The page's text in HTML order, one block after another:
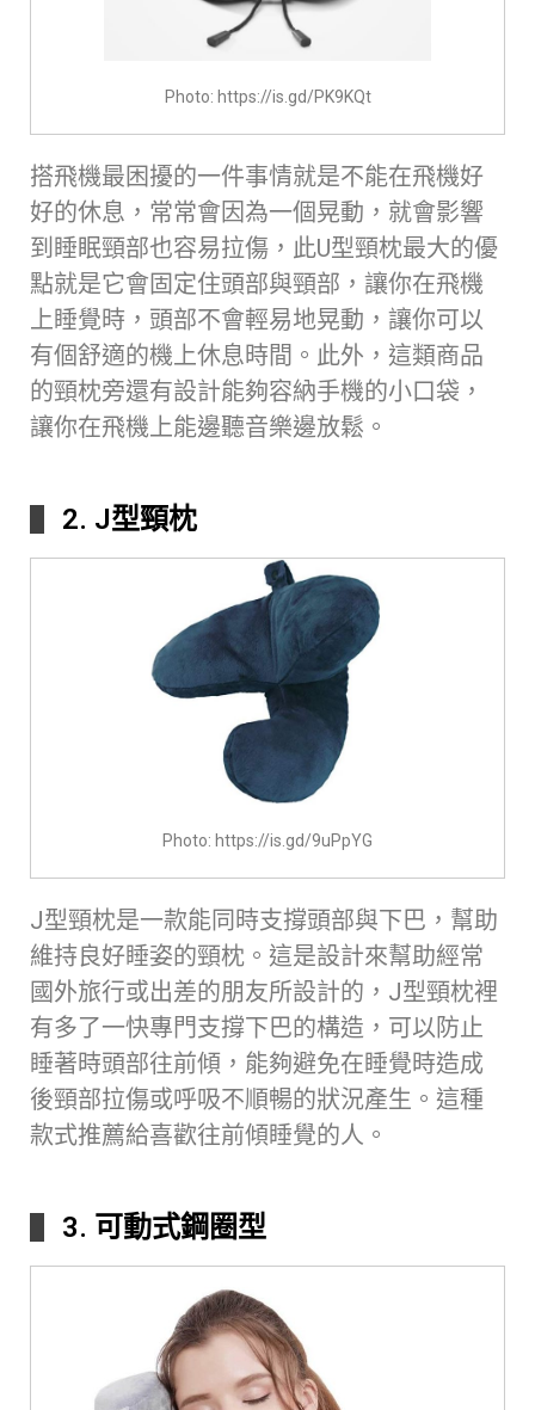
Photo: https://is.gd/PK9KQt
搭飛機最困擾的一件事情就是不能在飛機好
好的休息，常常會因為一個晃動，就會影響
到睡眠頸部也容易拉傷，此U型頸枕最大的優
點就是它會固定住頭部與頸部，讓你在飛機
上睡覺時，頭部不會輕易地晃動，讓你可以
有個舒適的機上休息時間。此外，這類商品
的頸枕旁還有設計能夠容納手機的小口袋，
讓你在飛機上能邊聽音樂邊放鬆。
2. J型頸枕
Photo: https://is.gd/9uPpYG
J型頸枕是一款能同時支撐頭部與下巴，幫助
維持良好睡姿的頸枕。這是設計來幫助經常
國外旅行或出差的朋友所設計的，J型頸枕裡
有多了一快專門支撐下巴的構造，可以防止
睡著時頭部往前傾，能夠避免在睡覺時造成
後頸部拉傷或呼吸不順暢的狀況產生。這種
款式推薦給喜歡往前傾睡覺的人。
3. 可動式鋼圈型